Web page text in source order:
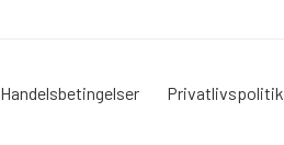
Handelsbetingelser Privatlivspolitik